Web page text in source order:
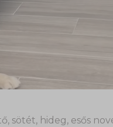
sötét, hideg, esős